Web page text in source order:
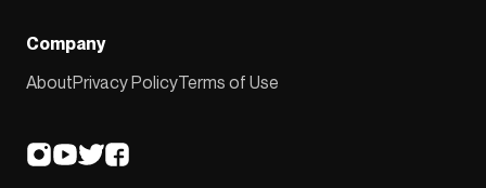
Company
AboutPrivacy PolicyTerms of Use